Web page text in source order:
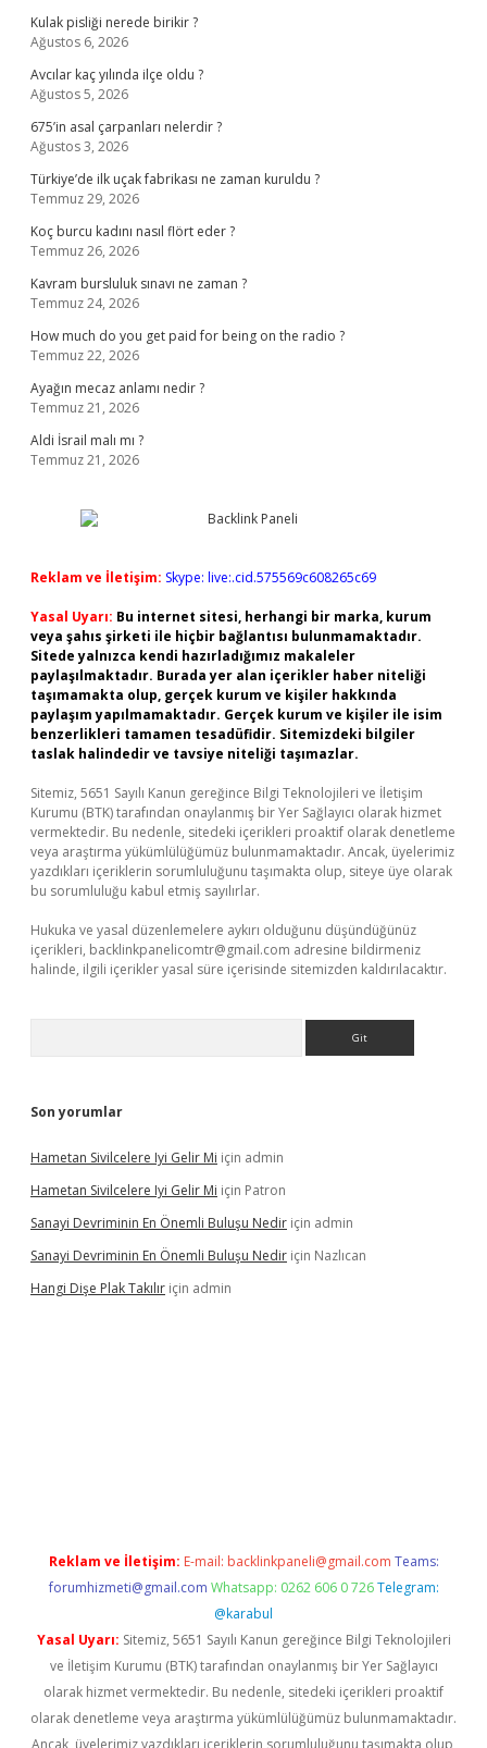
Kulak pisliği nerede birikir ?
Ağustos 6, 2026
Avcılar kaç yılında ilçe oldu ?
Ağustos 5, 2026
675’in asal çarpanları nelerdir ?
Ağustos 3, 2026
Türkiye’de ilk uçak fabrikası ne zaman kuruldu ?
Temmuz 29, 2026
Koç burcu kadını nasıl flört eder ?
Temmuz 26, 2026
Kavram bursluluk sınavı ne zaman ?
Temmuz 24, 2026
How much do you get paid for being on the radio ?
Temmuz 22, 2026
Ayağın mecaz anlamı nedir ?
Temmuz 21, 2026
Aldi İsrail malı mı ?
Temmuz 21, 2026
Reklam ve İletişim: Skype: live:.cid.575569c608265c69
Yasal Uyarı: Bu internet sitesi, herhangi bir marka, kurum
veya şahıs şirketi ile hiçbir bağlantısı bulunmamaktadır.
Sitede yalnızca kendi hazırladığımız makaleler
paylaşılmaktadır. Burada yer alan içerikler haber niteliği
taşımamakta olup, gerçek kurum ve kişiler hakkında
paylaşım yapılmamaktadır. Gerçek kurum ve kişiler ile isim
benzerlikleri tamamen tesadüfidir. Sitemizdeki bilgiler
taslak halindedir ve tavsiye niteliği taşımazlar.
Sitemiz, 5651 Sayılı Kanun gereğince Bilgi Teknolojileri ve İletişim
Kurumu (BTK) tarafından onaylanmış bir Yer Sağlayıcı olarak hizmet
vermektedir. Bu nedenle, sitedeki içerikleri proaktif olarak denetleme
veya araştırma yükümlülüğümüz bulunmamaktadır. Ancak, üyelerimiz
yazdıkları içeriklerin sorumluluğunu taşımakta olup, siteye üye olarak
bu sorumluluğu kabul etmiş sayılırlar.
Hukuka ve yasal düzenlemelere aykırı olduğunu düşündüğünüz
içerikleri, backlinkpanelicomtr@gmail.com adresine bildirmeniz
halinde, ilgili içerikler yasal süre içerisinde sitemizden kaldırılacaktır.
Son yorumlar
Hametan Sivilcelere Iyi Gelir Mi için admin
Hametan Sivilcelere Iyi Gelir Mi için Patron
Sanayi Devriminin En Önemli Buluşu Nedir için admin
Sanayi Devriminin En Önemli Buluşu Nedir için Nazlıcan
Hangi Dişe Plak Takılır için admin
Reklam ve İletişim: E-mail: backlinkpaneli@gmail.com Teams:
forumhizmeti@gmail.com Whatsapp: 0262 606 0 726 Telegram:
@karabul
Yasal Uyarı: Sitemiz, 5651 Sayılı Kanun gereğince Bilgi Teknolojileri
ve İletişim Kurumu (BTK) tarafından onaylanmış bir Yer Sağlayıcı
olarak hizmet vermektedir. Bu nedenle, sitedeki içerikleri proaktif
olarak denetleme veya araştırma yükümlülüğümüz bulunmamaktadır.
Ancak, üyelerimiz yazdıkları içeriklerin sorumluluğunu taşımakta olup,